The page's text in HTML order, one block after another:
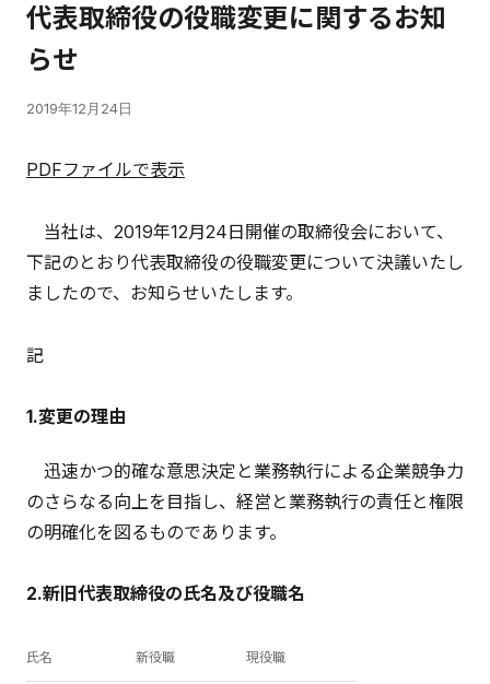
代表取締役の役職変更に関するお知
らせ
2019年12月24日
PDFファイルで表示
当社は、2019年12月24日開催の取締役会において、
下記のとおり代表取締役の役職変更について決議いたし
ましたので、お知らせいたします。
記
1.変更の理由
迅速かつ的確な意思決定と業務執行による企業競争力
のさらなる向上を目指し、経営と業務執行の責任と権限
の明確化を図るものであります。
2.新旧代表取締役の氏名及び役職名
氏名 新役職 現役職